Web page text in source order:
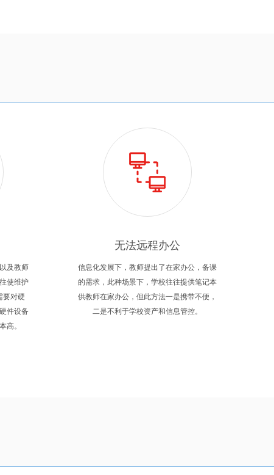
及教师
使维护
要对硬
件设备
高。
无法远程办公
信息化发展下，教师提出了在家办公，备课
的需求，此种场景下，学校往往提供笔记本
供教师在家办公，但此方法一是携带不便，
二是不利于学校资产和信息管控。